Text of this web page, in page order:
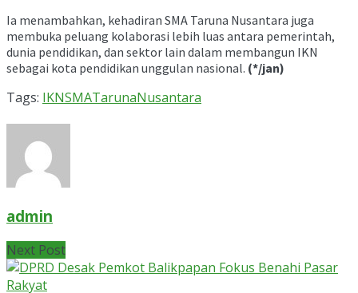
Ia menambahkan, kehadiran SMA Taruna Nusantara juga
membuka peluang kolaborasi lebih luas antara pemerintah,
dunia pendidikan, dan sektor lain dalam membangun IKN
sebagai kota pendidikan unggulan nasional. (*/jan)
Tags: IKNSMATarunaNusantara
admin
Next Post